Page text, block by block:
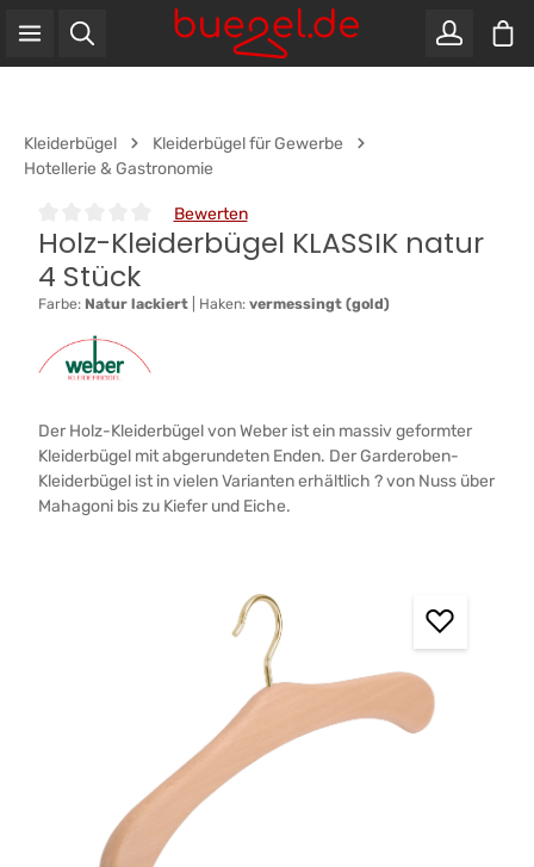
Zum Hauptinhalt springen
Kleiderbügel
Kleiderbügel für Gewerbe
Hotellerie & Gastronomie
Durchschnittliche Bewertung von 0 von 5 Sternen
Bewerten
Holz-Kleiderbügel KLASSIK natur
4 Stück
Farbe: Natur lackiert Haken: vermessingt (gold)
Der Holz-Kleiderbügel von Weber ist ein massiv geformter
Kleiderbügel mit abgerundeten Enden. Der Garderoben-
Kleiderbügel ist in vielen Varianten erhältlich ? von Nuss über
Mahagoni bis zu Kiefer und Eiche.